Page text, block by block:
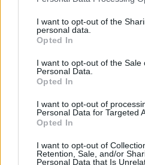
I want to opt-out of the
personal data.
Opted In
I want to opt-out of the Sale
Personal Data.
Opted In
I want to opt-out of
Personal Data for Targeted
Opted In
I want to opt-out of
Retention, Sale, and/or
Personal Data that Is
Καταχώρηση Online Βιογραφικού
Συμβουλές Καριέρας
HR corner